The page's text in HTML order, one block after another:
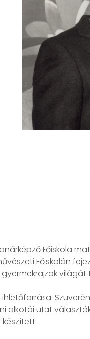
Főiskola
Főiskolán
alkotói utat